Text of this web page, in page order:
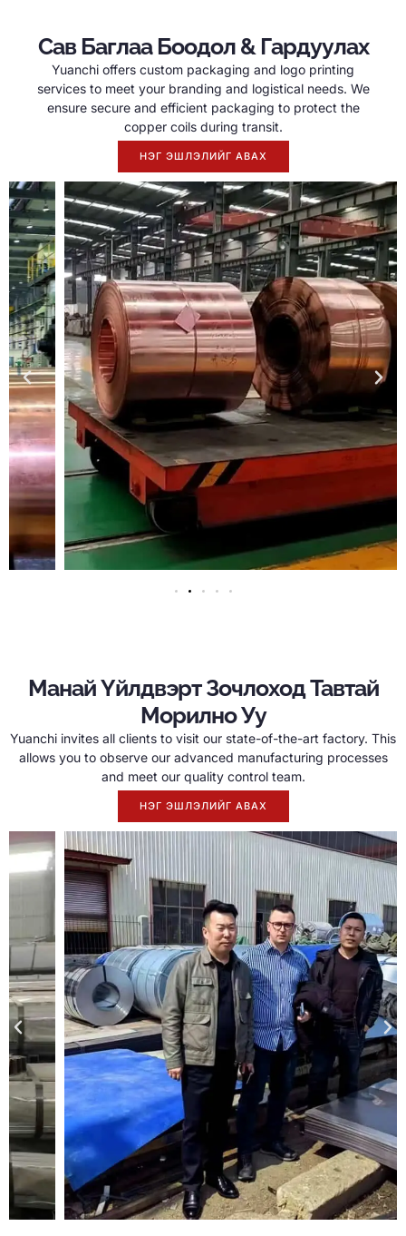
Сав Баглаа Боодол & Гардуулах
Yuanchi offers custom packaging and logo printing
services to meet your branding and logistical needs. We
ensure secure and efficient packaging to protect the
copper coils during transit.
НЭГ ЭШЛЭЛИЙГ АВАХ
Манай Үйлдвэрт Зочлоход Тавтай
Морилно Уу
Yuanchi invites all clients to visit our state-of-the-art factory. This
allows you to observe our advanced manufacturing processes
and meet our quality control team.
НЭГ ЭШЛЭЛИЙГ АВАХ